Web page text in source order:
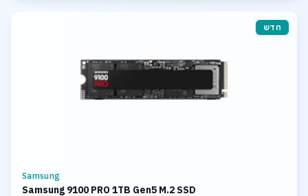
חדש
Samsung
Samsung 9100 PRO 1TB Gen5 M.2 SSD